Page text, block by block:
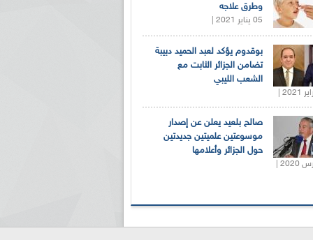
وطرق علاجه
05 يناير 2021 |
بوقدوم يؤكد لعبد الحميد دبيبة
تضامن الجزائر الثابت مع
الشعب الليبي
صالح بلعيد يعلن عن إصدار
موسوعتين علميتين جديدتين
حول الجزائر وأعلامها